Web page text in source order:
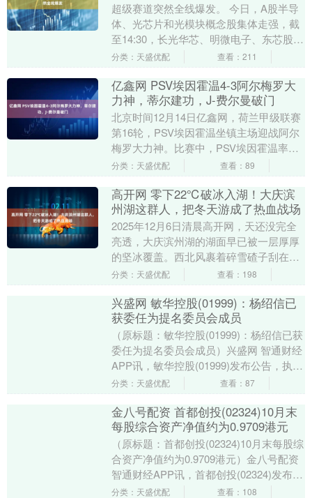
超级赛道突然全线爆发。 今日，A股半导
体、光芯片和光模块概念股集体走强，截
至14:30，长光华芯、明微电子、东芯股份
强势录得20%涨停，中际旭创大涨超
分类：天盛优配 查看：211
亿鑫网 PSV埃因霍温4-3阿尔梅罗大
力神，蒂尔建功，J-费尔曼破门
北京时间12月14日亿鑫网，荷兰甲级联赛
第16轮，PSV埃因霍温坐镇主场迎战阿尔
梅罗大力神。比赛中，PSV埃因霍温率先
发力，佩皮主罚点球命中，随后萨伊瓦里
分类：天盛优配 查看：89
高开网 零下22℃破冰入湖！大庆滨
州湖这群人，把冬天游成了热血战场
2025年12月6日清晨高开网，天还没完全
亮透，大庆滨州湖的湖面早已被一层厚厚
的坚冰覆盖。西北风裹着碎雪碴子刮在脸
上，像小刀子划过一样生疼，温度计的水
分类：天盛优配 查看：198
兴盛网 敏华控股(01999)：杨绍信已
获委任为提名委员会成员
（原标题：敏华控股(01999)：杨绍信已获
委任为提名委员会成员）兴盛网 智通财经
APP讯，敏华控股(01999)发布公告，执行
董事黄影影女士及独立非执行董事杨....
分类：天盛优配 查看：87
金八号配资 首都创投(02324)10月末
每股综合资产净值约为0.9709港元
（原标题：首都创投(02324)10月末每股综
合资产净值约为0.9709港元）金八号配资
智通财经APP讯，首都创投(02324)发布公
告，于2025年10月3....
分类：天盛优配 查看：108